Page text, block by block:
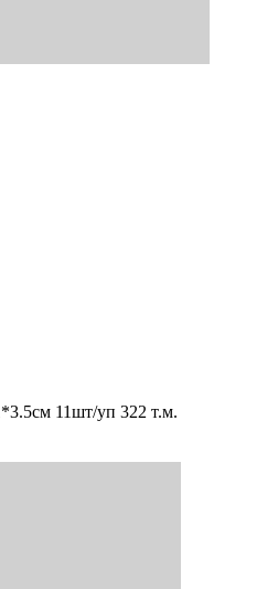
11шт/уп 322 т.м.